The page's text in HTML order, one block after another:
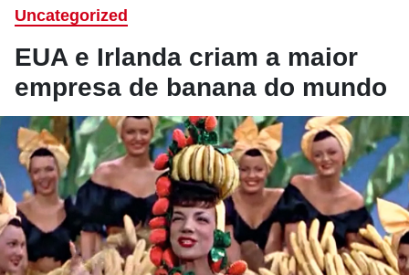
Uncategorized
EUA e Irlanda criam a maior
empresa de banana do mundo